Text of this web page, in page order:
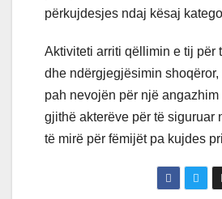
përkujdesjes ndaj kësaj
Aktiviteti arriti qëllimin e tij për
dhe ndërgjegjësimin
pah nevojën për një angazhim
gjithë akterëve për të siguruar
të mirë për fëmijët pa kujdes